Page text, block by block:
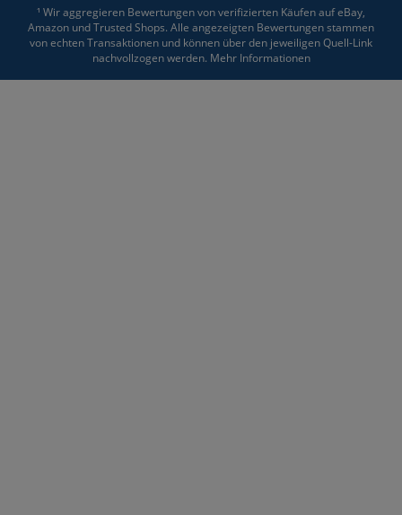
¹ Wir aggregieren Bewertungen von verifizierten Käufen auf eBay,
Amazon und Trusted Shops. Alle angezeigten Bewertungen stammen
von echten Transaktionen und können über den jeweiligen Quell-Link
nachvollzogen werden. Mehr Informationen